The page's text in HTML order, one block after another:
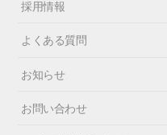
採用情報
よくある質問
お知らせ
お問い合わせ